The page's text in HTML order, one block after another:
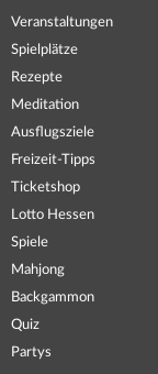
Veranstaltungen
Spielplätze
Rezepte
Meditation
Ausflugsziele
Freizeit-Tipps
Ticketshop
Lotto Hessen
Spiele
Mahjong
Backgammon
Quiz
Partys